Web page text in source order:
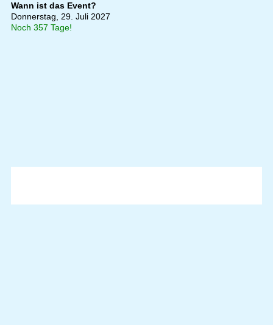
Wann ist das Event?
Donnerstag, 29. Juli 2027
Noch 357 Tage!